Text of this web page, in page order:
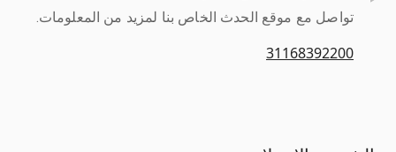
تواصل مع موقع الحدث الخاص بنا لمزيد من المعلومات.
31168392200